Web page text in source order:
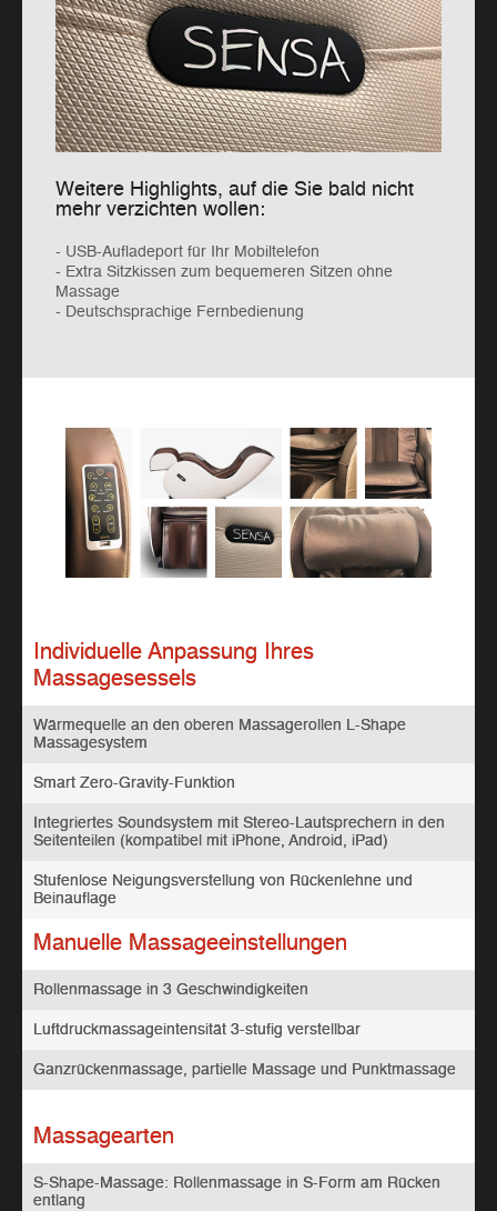
Weitere Highlights, auf die Sie bald nicht
mehr verzichten wollen:
- USB-Aufladeport für Ihr Mobiltelefon
- Extra Sitzkissen zum bequemeren Sitzen ohne
Massage
- Deutschsprachige Fernbedienung
Individuelle Anpassung Ihres
Massagesessels
Wärmequelle an den oberen Massagerollen L-Shape
Massagesystem
Smart Zero-Gravity-Funktion
Integriertes Soundsystem mit Stereo-Lautsprechern in den
Seitenteilen (kompatibel mit iPhone, Android, iPad)
Stufenlose Neigungsverstellung von Rückenlehne und
Beinauflage
Manuelle Massageeinstellungen
Rollenmassage in 3 Geschwindigkeiten
Luftdruckmassageintensität 3-stufig verstellbar
Ganzrückenmassage, partielle Massage und Punktmassage
Massagearten
S-Shape-Massage: Rollenmassage in S-Form am Rücken
entlang